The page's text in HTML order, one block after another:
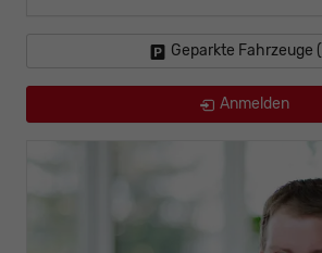
Geparkte Fahrzeuge (
Anmelden